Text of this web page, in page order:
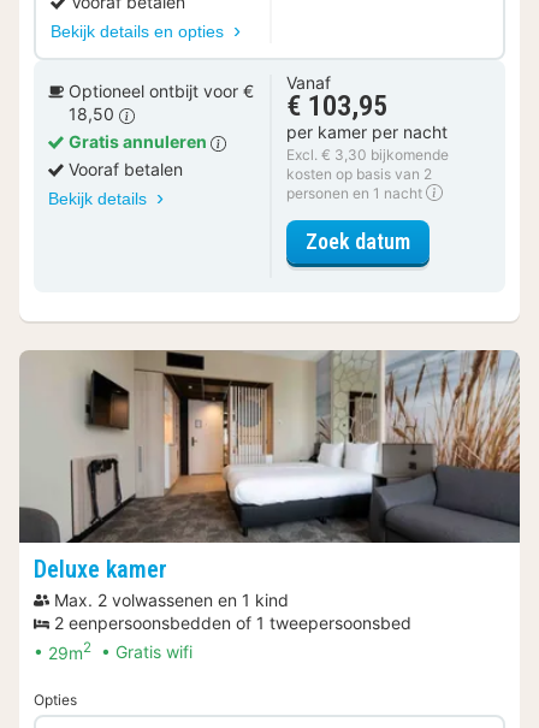
Bekijk details en opties
Optioneel ontbijt voor €
18,50
Gratis annuleren
Vooraf betalen
Bekijk details
Vanaf
€ 103,95
per kamer per nacht
Excl. € 3,30 bijkomende
kosten op basis van 2
personen en 1 nacht
Zoek datumvoor Comfort
Deluxe kamer
Max. 2 volwassenen en 1 kind
2 eenpersoonsbedden of 1 tweepersoonsbed
29m2 Gratis wifi
Opties